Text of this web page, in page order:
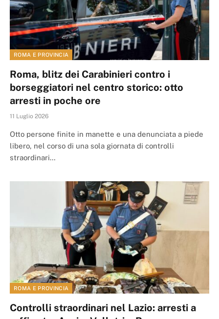
ROMA E PROVINCIA
Roma, blitz dei Carabinieri contro i
borseggiatori nel centro storico: otto
arresti in poche ore
11 Luglio 2026
Otto persone finite in manette e una denunciata a piede
libero, nel corso di una sola giornata di controlli
straordinari…
ROMA E PROVINCIA
Controlli straordinari nel Lazio: arresti a